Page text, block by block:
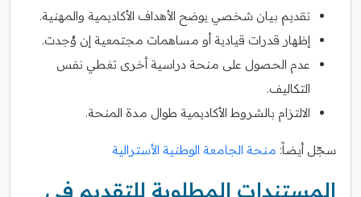
تقديم بيان شخصي يوضح الأهداف الأكاديمية والمهنية.
إظهار قدرات قيادية أو مساهمات مجتمعية إن وُجدت.
عدم الحصول على منحة دراسية أخرى تغطي نفس
التكاليف.
الالتزام بالشروط الأكاديمية طوال مدة المنحة.
سجّل أيضاً: منحة الجامعة الوطنية الأسترالية
المستندات المطلوبة للتقديم في